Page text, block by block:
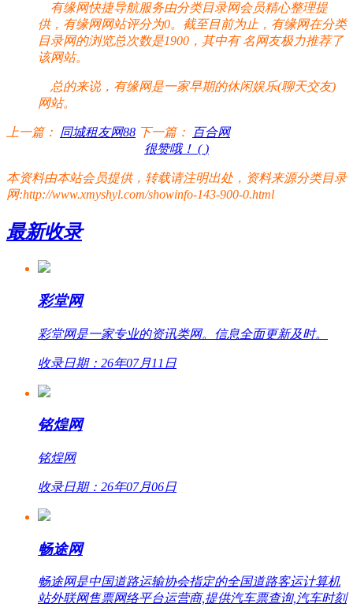
有缘网快捷导航服务由分类目录网会员精心整理提
供，有缘网网站评分为0。截至目前为止，有缘网在分类
目录网的浏览总次数是1900，其中有名网友极力推荐了
该网站。
总的来说，有缘网是一家早期的休闲娱乐(聊天交友)
网站。
上一篇： 同城租友网88 下一篇：
百合网
很赞哦！ ( )
本资料由本站会员提供，转载请注明出处，资料来源分类目录
网:http://www.xmyshyl.com/showinfo-143-900-0.html
最新收录
彩堂网
彩堂网是一家专业的资讯类网。信息全面更新及时。
收录日期：26年07月11日
铭煌网
铭煌网
收录日期：26年07月06日
畅途网
畅途网是中国道路运输协会指定的全国道路客运计算机
站外联网售票网络平台运营商,提供汽车票查询,汽车时刻